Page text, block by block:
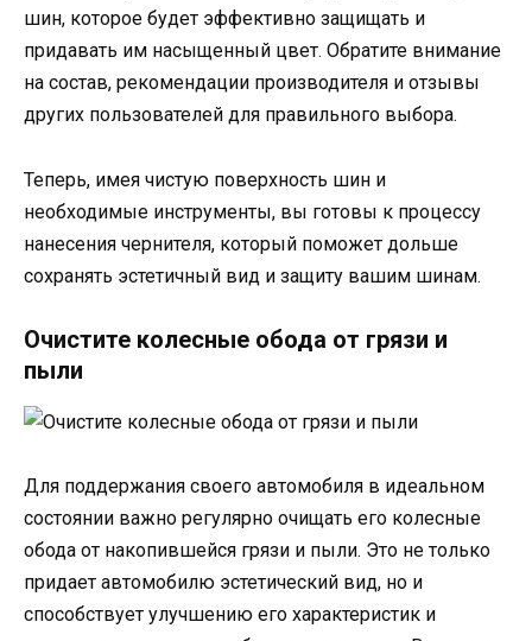
шин, которое будет эффективно защищать и
придавать им насыщенный цвет. Обратите внимание
на состав, рекомендации производителя и отзывы
других пользователей для правильного выбора.
Теперь, имея чистую поверхность шин и
необходимые инструменты, вы готовы к процессу
нанесения чернителя, который поможет дольше
сохранять эстетичный вид и защиту вашим шинам.
Очистите колесные обода от грязи и
пыли
Для поддержания своего автомобиля в идеальном
состоянии важно регулярно очищать его колесные
обода от накопившейся грязи и пыли. Это не только
придает автомобилю эстетический вид, но и
способствует улучшению его характеристик и